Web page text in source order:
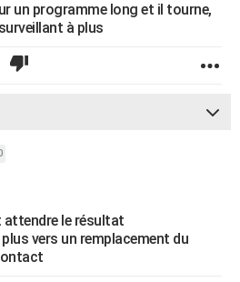
un programme long et il tourne,
à plus
le résultat
vers un remplacement du